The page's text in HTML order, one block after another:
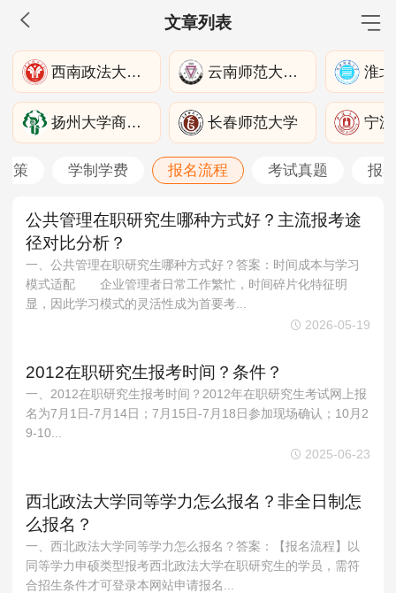
文章列表
MBA工商管理
院校库 考试报名 招生政策 学制学费
报名流程
考试真题
报考经验 招生简章
MEM工程管理
院校库 考试报名 招生政策 学制学费
报名流程
考试真题
报考经验
MPA公共管理
报名流程
MPAcc会计专硕
院校库
MTA旅游管理
院校库 考试报名 招生政策 学制学费
报名流程
考试真题
报考经验 招生简章
西南政法大学政治与公共管理学院 云南师范大学历史与行政学院 淮
扬州大学商学院 长春师范大学
策 学制学费 报名流程 考试真题 报
公共管理在职研究生哪种方式好？主流报考途
径对比分析？
一、公共管理在职研究生哪种方式好？答案：时间成本与学习
模式适配 企业管理者日常工作繁忙，时间碎片化特征明
显，因此学习模式的灵活性成为首要考...
2026-05-19
2012在职研究生报考时间？条件？
一、2012在职研究生报考时间？2012年在职研究生考试网上报
名为7月1日-7月14日；7月15日-7月18日参加现场确认；10月2
9-10...
2025-06-23
西北政法大学同等学力怎么报名？非全日制怎
么报名？
一、西北政法大学同等学力怎么报名？答案：【报名流程】以
同等学力申硕类型报考西北政法大学在职研究生的学员，需符
合招生条件才可登录本网站申请报名...